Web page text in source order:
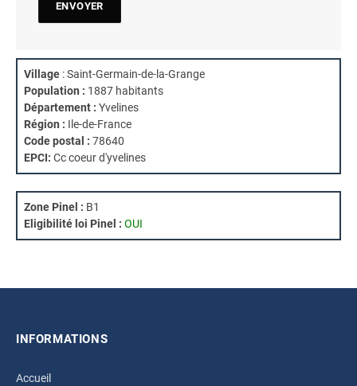
Village : Saint-Germain-de-la-Grange
Population : 1887 habitants
Département : Yvelines
Région : Ile-de-France
Code postal : 78640
EPCI: Cc coeur d'yvelines
Zone Pinel : B1
Eligibilité loi Pinel : OUI
INFORMATIONS
Accueil